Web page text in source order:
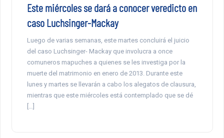
Este miércoles se dará a conocer veredicto en
caso Luchsinger-Mackay
Luego de varias semanas, este martes concluirá el juicio
del caso Luchsinger- Mackay que involucra a once
comuneros mapuches a quienes se les investiga por la
muerte del matrimonio en enero de 2013. Durante este
lunes y martes se llevarán a cabo los alegatos de clausura,
mientras que este miércoles está contemplado que se dé